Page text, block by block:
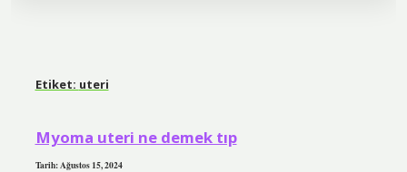
Etiket: uteri
Myoma uteri ne demek tıp
Tarih: Ağustos 15, 2024